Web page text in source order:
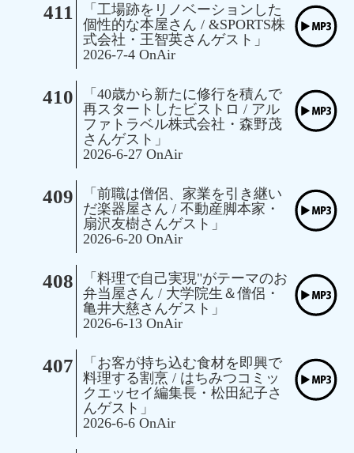
411
「工場跡をリノベーションした
個性的な本屋さん / &SPORTS株
式会社・王智英さんゲスト」
2026-7-4 OnAir
410
「40歳から新たに修行を積んで
再スタートしたビストロ / アル
ファトラベル株式会社・森野茂
さんゲスト」
2026-6-27 OnAir
409
「前職は僧侶、家業を引き継い
だ楽器屋さん / 不動産脚本家・
扇沢友樹さんゲスト」
2026-6-20 OnAir
408
「料理で自己実現"がテーマのお
弁当屋さん / 大学院生＆僧侶・
亀井大慈さんゲスト」
2026-6-13 OnAir
407
「お客が持ち込む食材を即興で
料理する割烹 / はちみつコミッ
クエッセイ編集長・松田紀子さ
んゲスト」
2026-6-6 OnAir